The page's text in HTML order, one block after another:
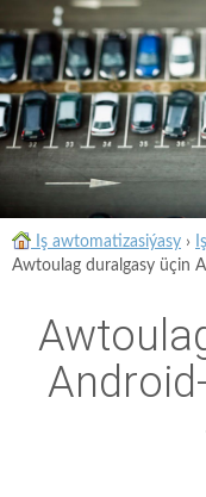
Iş awtomatizasiýasy ›
Awtoulag duralgasy üçin